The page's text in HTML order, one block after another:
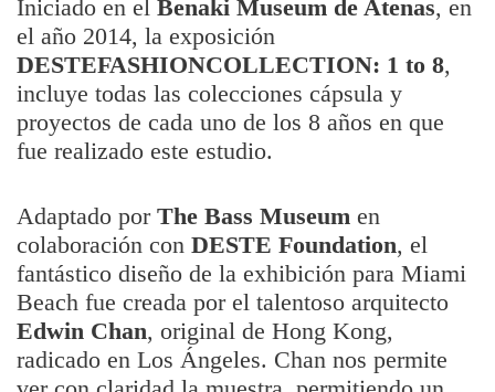
Iniciado en el Benaki Museum de Atenas, en
el año 2014, la exposición
DESTEFASHIONCOLLECTION: 1 to 8,
incluye todas las colecciones cápsula y
proyectos de cada uno de los 8 años en que
fue realizado este estudio.
Adaptado por The Bass Museum en
colaboración con DESTE Foundation, el
fantástico diseño de la exhibición para Miami
Beach fue creada por el talentoso arquitecto
Edwin Chan, original de Hong Kong,
radicado en Los Ángeles. Chan nos permite